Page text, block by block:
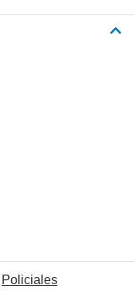
Policiales